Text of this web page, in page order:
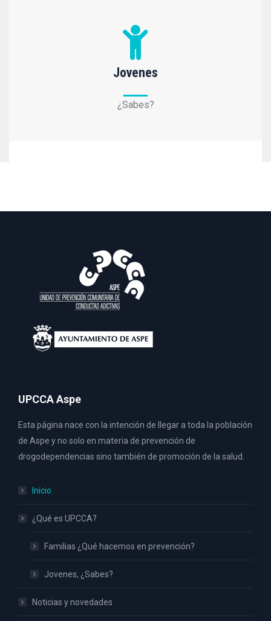
Jovenes
¿Sabes?
UPCCA Aspe
Esta página nace con la intención de llegar a toda la población
de Aspe y no solo en materia de prevención de
drogodependencias sino también de promoción de la salud.
Inicio
¿Qué es UPCCA?
Familias ¿Qué hacemos en prevención?
Jovenes, ¿Sabes?
Noticias y novedades